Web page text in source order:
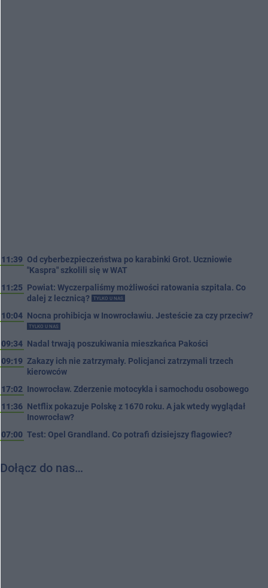
11:39 Od cyberbezpieczeństwa po karabinki Grot. Uczniowie
"Kaspra" szkolili się w WAT
11:25 Powiat: Wyczerpaliśmy możliwości ratowania szpitala. Co
dalej z lecznicą?
TYLKO U NAS
10:04 Nocna prohibicja w Inowrocławiu. Jesteście za czy przeciw?
TYLKO U NAS
09:34 Nadal trwają poszukiwania mieszkańca Pakości
09:19 Zakazy ich nie zatrzymały. Policjanci zatrzymali trzech
kierowców
17:02 Inowrocław. Zderzenie motocykla i samochodu osobowego
11:36 Netflix pokazuje Polskę z 1670 roku. A jak wtedy wyglądał
Inowrocław?
07:00 Test: Opel Grandland. Co potrafi dzisiejszy flagowiec?
Dołącz do nas…